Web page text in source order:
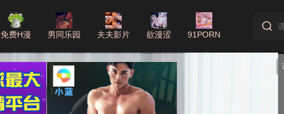
免费H漫 男同乐园 夫夫影片 欲漫涩 91PORN